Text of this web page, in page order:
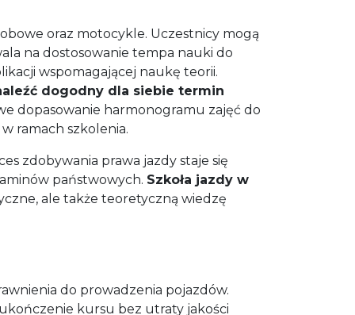
oraz motocykle. Uczestnicy mogą
na dostosowanie tempa nauki do
wspomagającej naukę teorii.
dogodny dla siebie termin
dopasowanie harmonogramu zajęć do
ramach szkolenia.
zdobywania prawa jazdy staje się
państwowych. Szkoła jazdy w
ale także teoretyczną wiedzę
do prowadzenia pojazdów.
kursu bez utraty jakości